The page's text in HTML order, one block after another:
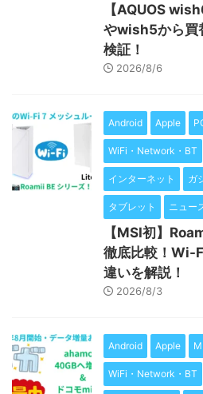
【AQUOS
やwish5から買
検証！
2026/8/6
Android Apple
WiFi・Network・BT
インターネット ガ
タブレット ニュー
【MSI初】
徹底比較！Wi-
違いを解説！
2026/8/3
Android Apple
WiFi・Network・BT